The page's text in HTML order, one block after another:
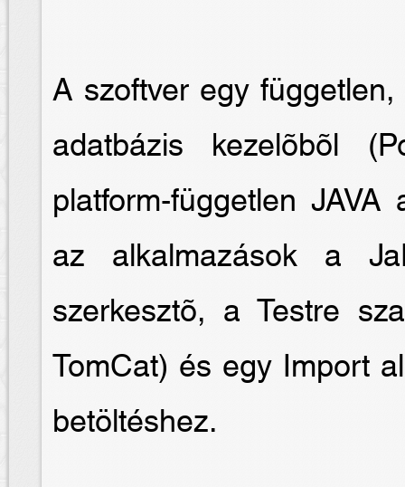
A szoftver egy
adatbázis kezelõbõl
platform-független
az alkalmazások a
szerkesztõ, a Testre
TomCat) és egy Import
betöltéshez.